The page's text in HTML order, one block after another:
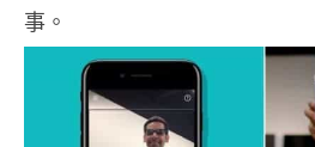
事。